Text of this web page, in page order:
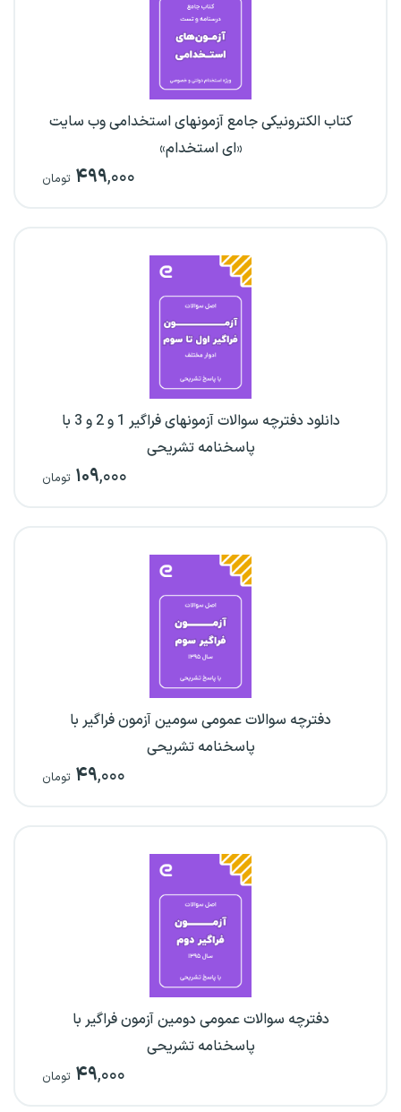
کتاب الکترونیکی جامع آزمونهای استخدامی وب سایت
«ای استخدام»
۴۹۹,۰۰۰ تومان
دانلود دفترچه سوالات آزمونهای فراگیر 1 و 2 و 3 با
پاسخنامه تشریحی
۱۰۹,۰۰۰ تومان
دفترچه سوالات عمومی سومین آزمون فراگیر با
پاسخنامه تشریحی
۴۹,۰۰۰ تومان
دفترچه سوالات عمومی دومین آزمون فراگیر با
پاسخنامه تشریحی
۴۹,۰۰۰ تومان